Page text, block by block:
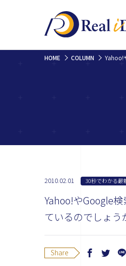
HOME COLUMN
2010.02.01 30秒でわかる最
Yahoo!やGoogle
ているのでしょう
Share